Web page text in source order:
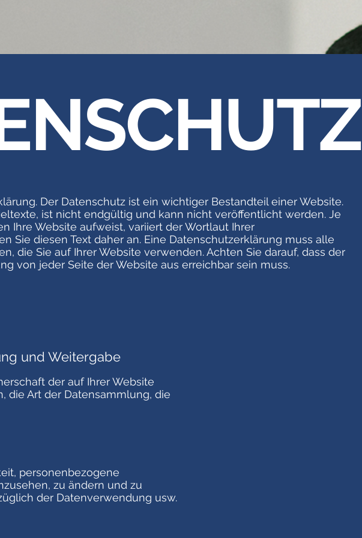
Der Datenschutz ist ein wichtiger Bestandteil einer Website.
ist nicht endgültig und kann nicht veröffentlicht werden. Je
Ihre Website aufweist, variiert der Wortlaut Ihrer
Sie diesen Text daher an. Eine Datenschutzerklärung muss alle
die Sie auf Ihrer Website verwenden. Achten Sie darauf, dass der
von jeder Seite der Website aus erreichbar sein muss.
und Weitergabe
der auf Ihrer Website
die Art der Datensammlung, die
personenbezogene
zu ändern und zu
der Datenverwendung usw.